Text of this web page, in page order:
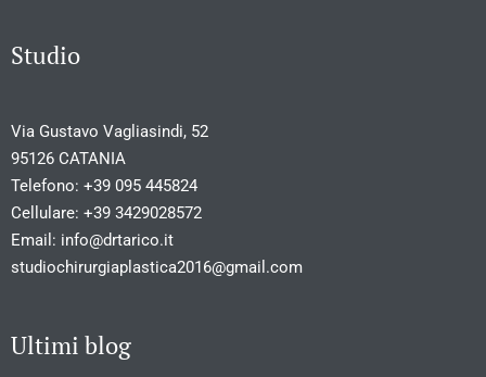
Studio
Via Gustavo Vagliasindi, 52
95126 CATANIA
Telefono: +39 095 445824
Cellulare: +39 3429028572
Email: info@drtarico.it
studiochirurgiaplastica2016@gmail.com
Ultimi blog